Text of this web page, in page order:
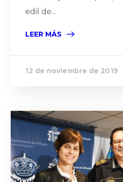
edil de...
LEER MÁS
12 de noviembre de 2019